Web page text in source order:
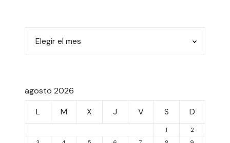
agosto 2026
L
M X J V S D
1
2